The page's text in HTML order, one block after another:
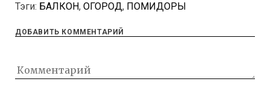
Тэги: БАЛКОН, ОГОРОД, ПОМИДОРЫ
ДОБАВИТЬ КОММЕНТАРИЙ